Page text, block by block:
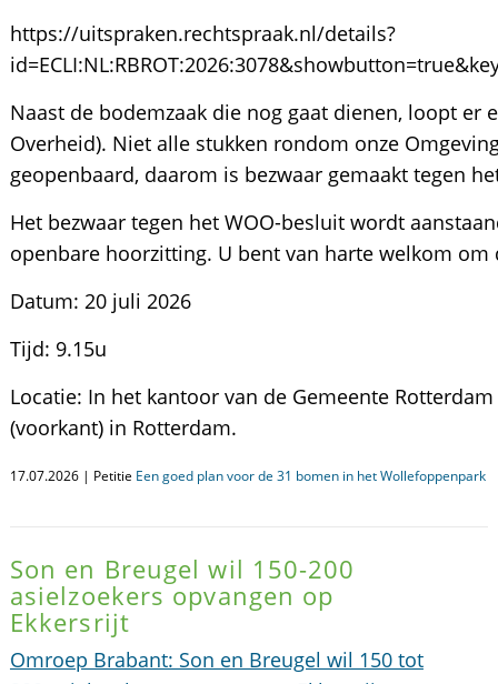
https://uitspraken.rechtspraak.nl/details?
Naast de bodemzaak die nog gaat dienen, loopt er
Overheid). Niet alle stukken rondom onze
geopenbaard, daarom is bezwaar gemaakt tegen
Het bezwaar tegen het WOO-besluit wordt
openbare hoorzitting. U bent van harte welkom
Datum: 20 juli 2026
Tijd: 9.15u
Locatie: In het kantoor van de Gemeente
(voorkant) in Rotterdam.
17.07.2026 | Petitie Een goed plan voor de 31 bomen in het Wollefoppenpark
Son en Breugel wil 150-200
asielzoekers opvangen op
Ekkersrijt
Omroep Brabant: Son en Breugel wil 150 tot